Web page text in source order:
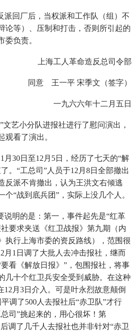
派回厂后，当权派和工作队（组）不
论等）、压制和打击，否则所引起的
委负责。
上海工人革命造反总司令部
同意 王一平 宋季文（签字）
一九六六年十二月五日
文艺小分队进报社进行了慰问演出，
观看了演出。
月30日至12月5日，经历了七天的“解
。“工总司”人员于12月8日全部撤出
反派不肯撤出，认为王洪文右倾逃
个“战到底兵团”，实际上没几个人。
说明的是：第一，事件起先是“红革
要求夹送《红卫战报》第九期（内
执行上海市委的资反路线），范围很
月1日调了大批人去冲击报社，继而
看《解放日报》”，包围报社，将事
几十个红卫兵安全受到威胁。在这种
12月3日介入。可是叶永烈故意颠倒
调了500人去报社后“赤卫队”才行
司”挑起来的，用心很坏！第
调了几千人去报社也并非针对“赤卫